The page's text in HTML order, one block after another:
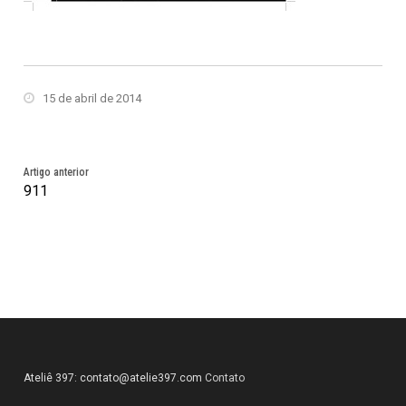
15 de abril de 2014
Artigo anterior
911
Ateliê 397: contato@atelie397.com Contato